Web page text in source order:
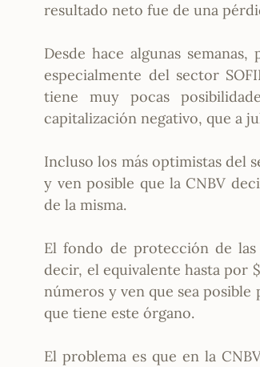
resultado neto fue de una
Desde hace algunas
especialmente del sector
tiene muy pocas
capitalización negativo, que a
Incluso los más optimistas del
y ven posible que la CNBV
de la misma.
El fondo de protección de las
decir, el equivalente hasta por
números y ven que sea
que tiene este órgano.
El problema es que en la